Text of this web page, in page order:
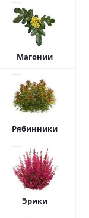
Магонии
Рябинники
Эрики